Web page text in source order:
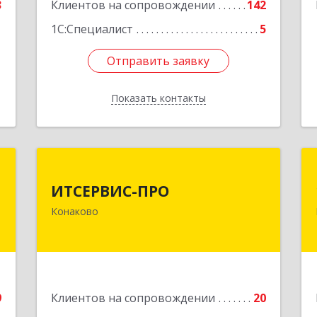
Клиентов на сопровождении
142
1С:Специалист
5
Отправить заявку
Показать контакты
Отправить заявку
Назад
ИТСЕРВИС-ПРО
Конаково
Клиентов на сопровождении
20
н, Конаково г, Учебная ул, дом № 17,